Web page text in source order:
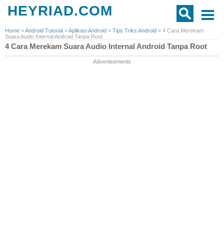
HEYRIAD.COM
Home »Android Tutorial »Aplikasi Android » Tips Triks Android » 4 Cara Merekam
Suara Audio Internal Android Tanpa Root
4 Cara Merekam Suara Audio Internal Android Tanpa Root
Advertisements